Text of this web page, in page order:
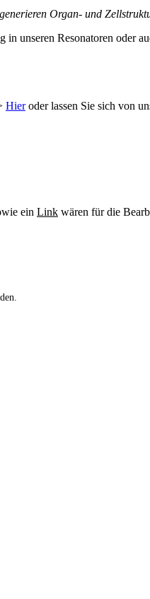
Organ- und
unseren Resonatoren oder
Hieroder lassen Sie sich von
ein Link wären für die